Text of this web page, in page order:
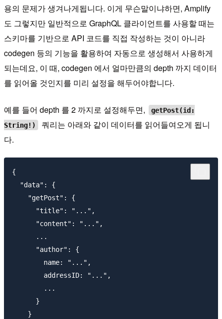
용의 문제가 생겨나게됩니다. 이게 무슨말이냐하면, Amplify
도 그렇지만 일반적으로 GraphQL 클라이언트를 사용할 때는
스키마를 기반으로 API 코드를 직접 작성하는 것이 아니라
codegen 등의 기능을 활용하여 자동으로 생성해서 사용하게
되는데요, 이 때, codegen 에서 얼마만큼의 depth 까지 데이터
를 읽어올 것인지를 미리 설정을 해두어야합니다.
예를 들어 depth 를 2 까지로 설정해두면,
getPost(id:
String!)
쿼리는 아래와 같이 데이터를 읽어들여오게 됩니
다.
{
  "data": {
    "getPost": {
      "title": "...",
      "content": "...",
      ...
      "author": {
        name: "...",
        addressID: "...",
        ...
      }
    }